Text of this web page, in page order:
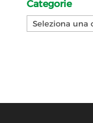
Categorie
Categorie